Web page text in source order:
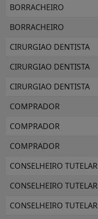
BORRACHEIRO
BORRACHEIRO
CIRURGIAO DENTISTA
CIRURGIAO DENTISTA
CIRURGIAO DENTISTA
COMPRADOR
COMPRADOR
COMPRADOR
CONSELHEIRO TUTELAR
CONSELHEIRO TUTELAR
CONSELHEIRO TUTELAR